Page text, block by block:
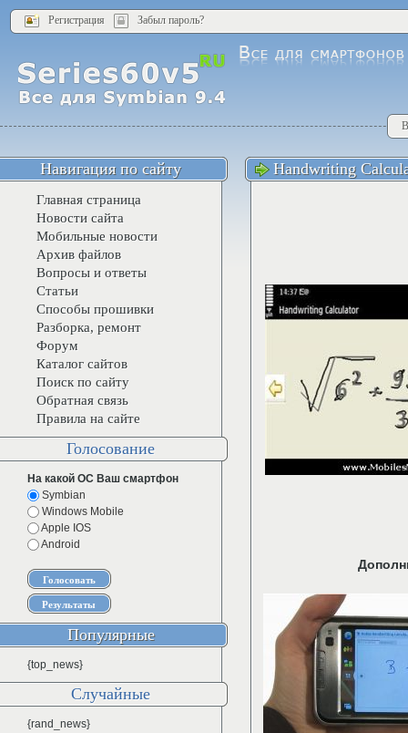
Регистрация Забыл пароль?
Handwriting
Навигация по сайту
Главная страница
Новости сайта
Мобильные новости
Архив файлов
Вопросы и ответы
Статьи
Способы прошивки
Разборка, ремонт
Форум
Каталог сайтов
Поиск по сайту
Обратная связь
Правила на сайте
Голосование
На какой ОС Ваш смартфон
Symbian
Windows Mobile
Apple IOS
Android
Популярные
{top_news}
Случайные
{rand_news}